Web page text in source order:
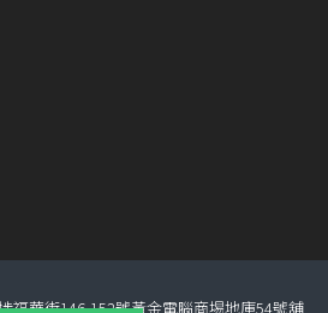
福華街146-152號黃金電腦商埸地庫54號舖